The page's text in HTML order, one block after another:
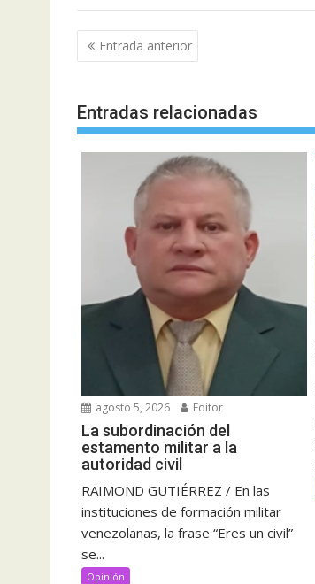
Navegación
de
Entrada anterior
Entradas relacionadas
agosto 5, 2026 Editor
La subordinación del
estamento militar a la
autoridad civil
RAIMOND GUTIÉRREZ / En las
instituciones de formación militar
venezolanas, la frase “Eres un civil”
se...
Opinión